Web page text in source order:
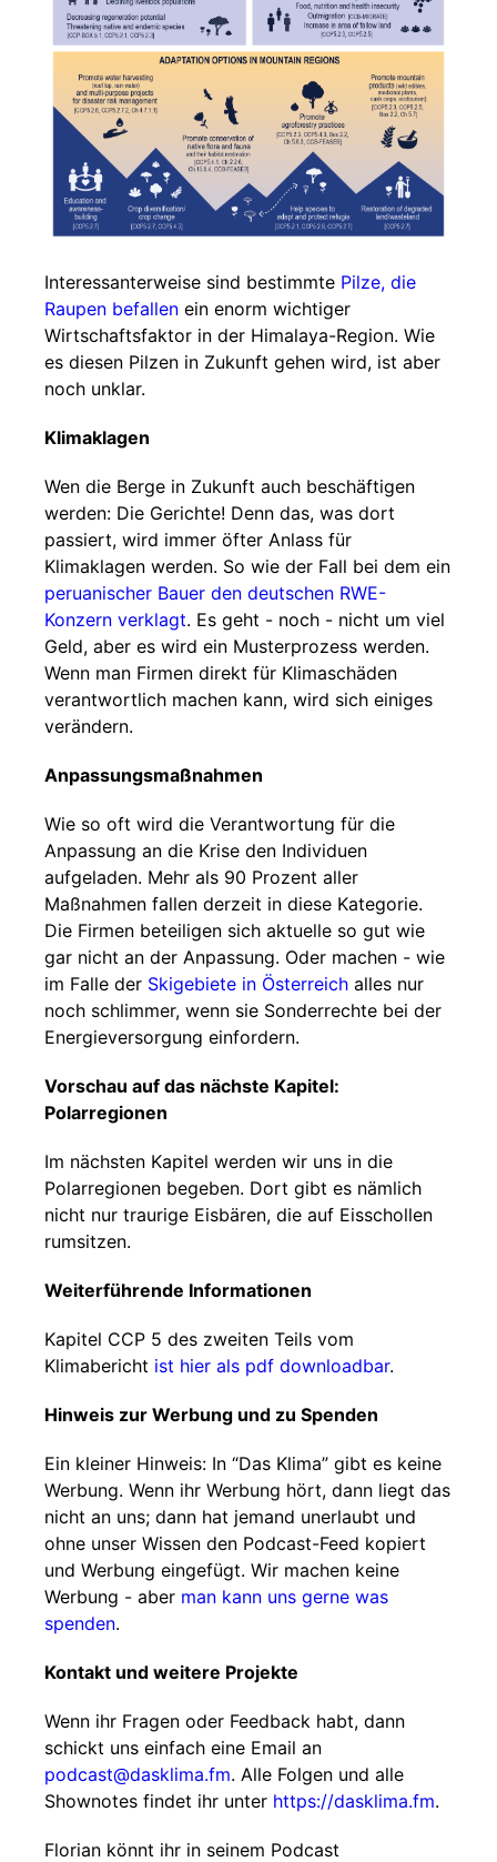
Interessanterweise sind bestimmte Pilze, die
Raupen befallen ein enorm wichtiger
Wirtschaftsfaktor in der Himalaya-Region. Wie
es diesen Pilzen in Zukunft gehen wird, ist aber
noch unklar.
Klimaklagen
Wen die Berge in Zukunft auch beschäftigen
werden: Die Gerichte! Denn das, was dort
passiert, wird immer öfter Anlass für
Klimaklagen werden. So wie der Fall bei dem ein
peruanischer Bauer den deutschen RWE-
Konzern verklagt. Es geht - noch - nicht um viel
Geld, aber es wird ein Musterprozess werden.
Wenn man Firmen direkt für Klimaschäden
verantwortlich machen kann, wird sich einiges
verändern.
Anpassungsmaßnahmen
Wie so oft wird die Verantwortung für die
Anpassung an die Krise den Individuen
aufgeladen. Mehr als 90 Prozent aller
Maßnahmen fallen derzeit in diese Kategorie.
Die Firmen beteiligen sich aktuelle so gut wie
gar nicht an der Anpassung. Oder machen - wie
im Falle der Skigebiete in Österreich alles nur
noch schlimmer, wenn sie Sonderrechte bei der
Energieversorgung einfordern.
Vorschau auf das nächste Kapitel:
Polarregionen
Im nächsten Kapitel werden wir uns in die
Polarregionen begeben. Dort gibt es nämlich
nicht nur traurige Eisbären, die auf Eisschollen
rumsitzen.
Weiterführende Informationen
Kapitel CCP 5 des zweiten Teils vom
Klimabericht ist hier als pdf downloadbar.
Hinweis zur Werbung und zu Spenden
Ein kleiner Hinweis: In “Das Klima” gibt es keine
Werbung. Wenn ihr Werbung hört, dann liegt das
nicht an uns; dann hat jemand unerlaubt und
ohne unser Wissen den Podcast-Feed kopiert
und Werbung eingefügt. Wir machen keine
Werbung - aber man kann uns gerne was
spenden.
Kontakt und weitere Projekte
Wenn ihr Fragen oder Feedback habt, dann
schickt uns einfach eine Email an
podcast@dasklima.fm. Alle Folgen und alle
Shownotes findet ihr unter https://dasklima.fm.
Florian könnt ihr in seinem Podcast